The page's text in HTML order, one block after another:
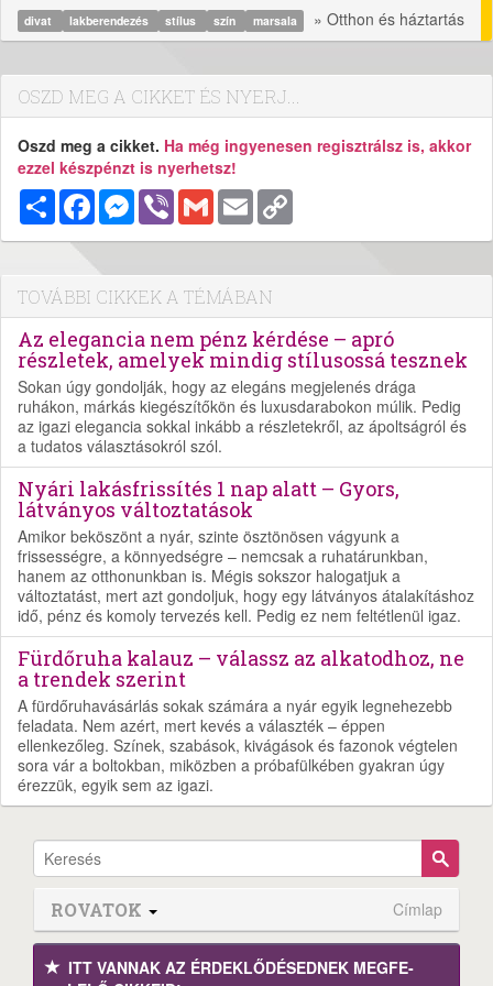
divat lakberendezés stílus szín marsala » Otthon és háztartás
OSZD MEG A CIKKET ÉS NYERJ...
Oszd meg a cikket. Ha még ingyenesen regisztrálsz is, akkor
ezzel készpénzt is nyerhetsz!
MegosztásFacebookMessenger
Viber Gmail Email
TOVÁBBI CIKKEK A TÉMÁBAN
Az elegancia nem pénz kérdése – apró
részletek, amelyek mindig stílusossá tesznek
Sokan úgy gondolják, hogy az elegáns megjelenés drága
ruhákon, márkás kiegészítőkön és luxusdarabokon múlik. Pedig
az igazi elegancia sokkal inkább a részletekről, az ápoltságról és
a tudatos választásokról szól.
Nyári lakásfrissítés 1 nap alatt – Gyors,
látványos változtatások
Amikor beköszönt a nyár, szinte ösztönösen vágyunk a
frissességre, a könnyedségre – nemcsak a ruhatárunkban,
hanem az otthonunkban is. Mégis sokszor halogatjuk a
változtatást, mert azt gondoljuk, hogy egy látványos átalakításhoz
idő, pénz és komoly tervezés kell. Pedig ez nem feltétlenül igaz.
Fürdőruha kalauz – válassz az alkatodhoz, ne
a trendek szerint
A fürdőruhavásárlás sokak számára a nyár egyik legnehezebb
feladata. Nem azért, mert kevés a választék – éppen
ellenkezőleg. Színek, szabások, kivágások és fazonok végtelen
sora vár a boltokban, miközben a próbafülkében gyakran úgy
érezzük, egyik sem az igazi.
ROVATOK Címlap
ITT VANNAK AZ ÉRDEK­LŐDÉ­SEDNEK MEGFE­